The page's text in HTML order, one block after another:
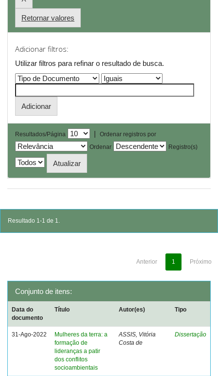
Retornar valores
Adicionar filtros:
Utilizar filtros para refinar o resultado de busca.
Resultados/Página |
Ordenar registros por
Ordenar
Registro(s)
Resultado 1-1 de 1.
Anterior 1 Próximo
Conjunto de itens:
Data do
documento
Título Autor(es) Tipo
31-Ago-2022
Mulheres da terra: a
formação de
lideranças a patir
dos conflitos
socioambientais
ASSIS, Vitória
Costa de
Dissertação